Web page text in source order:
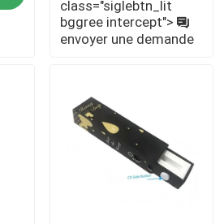
class="siglebtn_lit
bggree intercept">
envoyer une demande